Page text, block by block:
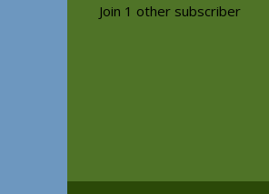
Join 1 other subscriber